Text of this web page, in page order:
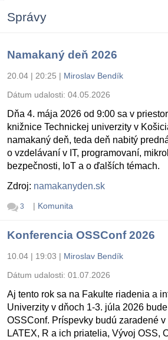
Správy
Namakaný deň 2026
20.04 | 20:25 | Miroslav Bendík
Dátum udalosti: 04.05.2026
Dňa 4. mája 2026 od 9:00 sa v
knižnice Technickej univerzity v
namakaný deň, teda deň nabitý
o vzdelávaní v IT, programovaní,
bezpečnosti, IoT a o ďalších témach.
Zdroj: namakanyden.sk
3 | Komunita
Konferencia OSSConf 2026
10.04 | 19:03 | Miroslav Bendík
Dátum udalosti: 01.07.2026
Aj tento rok sa na Fakulte riadenia a
Univerzity v dňoch 1-3. júla 2026
OSSConf. Príspevky budú zaradené v
LATEX, R a ich priatelia, Vývoj OSS,